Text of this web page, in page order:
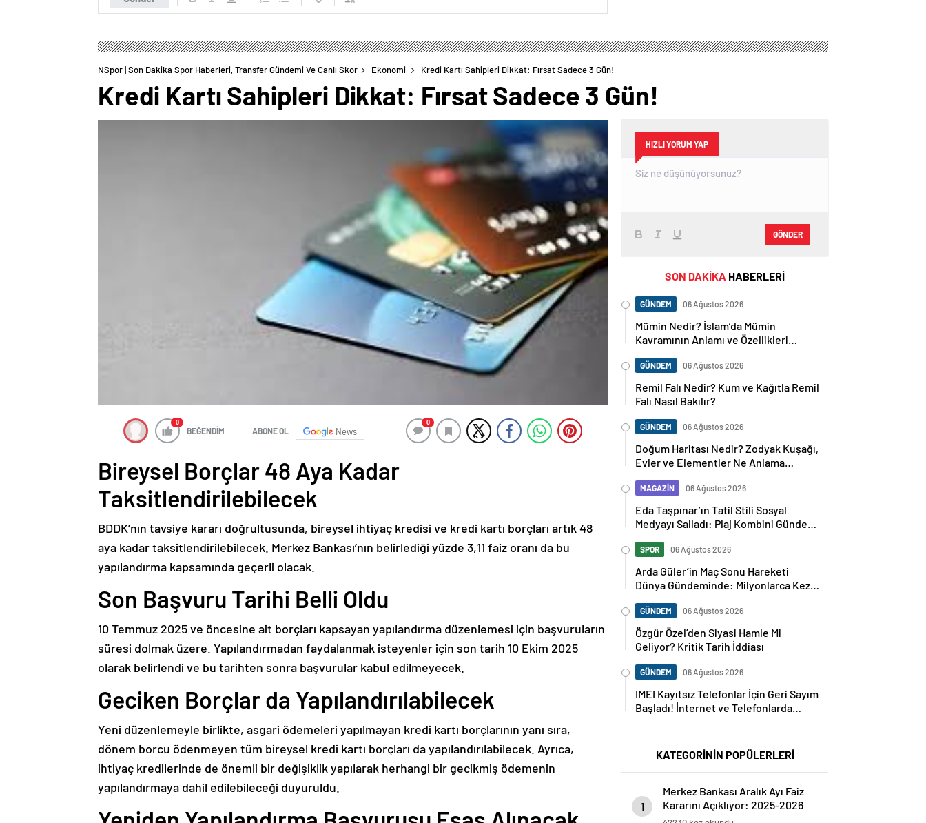
NSpor | Son Dakika Spor Haberleri, Transfer Gündemi Ve Canlı Skor Ekonomi Kredi Kartı Sahipleri Dikkat: Fırsat Sadece 3 Gün!
Kredi Kartı Sahipleri Dikkat: Fırsat Sadece 3 Gün!
0
BEĞENDİM ABONE OL News
0
Bireysel Borçlar 48 Aya Kadar
Taksitlendirilebilecek
BDDK’nın tavsiye kararı doğrultusunda, bireysel ihtiyaç kredisi ve kredi kartı borçları artık 48
aya kadar taksitlendirilebilecek. Merkez Bankası’nın belirlediği yüzde 3,11 faiz oranı da bu
yapılandırma kapsamında geçerli olacak.
Son Başvuru Tarihi Belli Oldu
10 Temmuz 2025 ve öncesine ait borçları kapsayan yapılandırma düzenlemesi için başvuruların
süresi dolmak üzere. Yapılandırmadan faydalanmak isteyenler için son tarih 10 Ekim 2025
olarak belirlendi ve bu tarihten sonra başvurular kabul edilmeyecek.
Geciken Borçlar da Yapılandırılabilecek
Yeni düzenlemeyle birlikte, asgari ödemeleri yapılmayan kredi kartı borçlarının yanı sıra,
dönem borcu ödenmeyen tüm bireysel kredi kartı borçları da yapılandırılabilecek. Ayrıca,
ihtiyaç kredilerinde de önemli bir değişiklik yapılarak herhangi bir gecikmiş ödemenin
yapılandırmaya dahil edilebileceği duyuruldu.
HIZLI YORUM YAP
GÖNDER
SON DAKİKA HABERLERİ
GÜNDEM 06 Ağustos 2026
Mümin Nedir? İslam’da Mümin
Kavramının Anlamı ve Özellikleri
GÜNDEM 06 Ağustos 2026
Remil Falı Nedir? Kum ve Kağıtla Remil
Falı Nasıl Bakılır?
GÜNDEM 06 Ağustos 2026
Doğum Haritası Nedir? Zodyak Kuşağı,
Evler ve Elementler Ne Anlama
MAGAZİN 06 Ağustos 2026
Eda Taşpınar’ın Tatil Stili Sosyal
Medyayı Salladı: Plaj Kombini Gündem
SPOR 06 Ağustos 2026
Arda Güler’in Maç Sonu Hareketi
Dünya Gündeminde: Milyonlarca Kez
GÜNDEM 06 Ağustos 2026
Özgür Özel’den Siyasi Hamle Mi
Geliyor? Kritik Tarih İddiası
GÜNDEM 06 Ağustos 2026
IMEI Kayıtsız Telefonlar İçin Geri Sayım
Başladı! İnternet ve Telefonlarda
KATEGORİNİN POPÜLERLERİ
1
Merkez Bankası Aralık Ayı Faiz
Kararını Açıklıyor: 2025-2026
Takvimi